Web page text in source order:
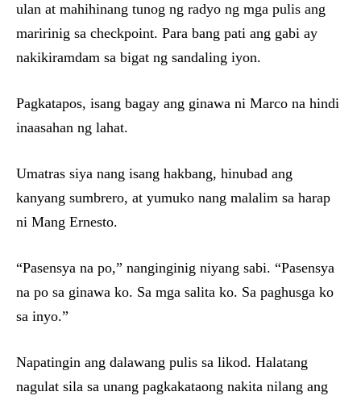
ulan at mahihinang tunog ng radyo ng mga pulis ang
maririnig sa checkpoint. Para bang pati ang gabi ay
nakikiramdam sa bigat ng sandaling iyon.
Pagkatapos, isang bagay ang ginawa ni Marco na hindi
inaasahan ng lahat.
Umatras siya nang isang hakbang, hinubad ang
kanyang sumbrero, at yumuko nang malalim sa harap
ni Mang Ernesto.
“Pasensya na po,” nanginginig niyang sabi. “Pasensya
na po sa ginawa ko. Sa mga salita ko. Sa paghusga ko
sa inyo.”
Napatingin ang dalawang pulis sa likod. Halatang
nagulat sila sa unang pagkakataong nakita nilang ang